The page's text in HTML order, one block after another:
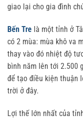
giao lại cho gia đình
Bến Tre là một tỉnh ở
có 2 mùa: mùa khô va
thay vào đó nhiệt độ
bình năm lên tới 2.500
để tạo điều kiện thuận
trời ở đây.
Lợi thế lớn nhất của